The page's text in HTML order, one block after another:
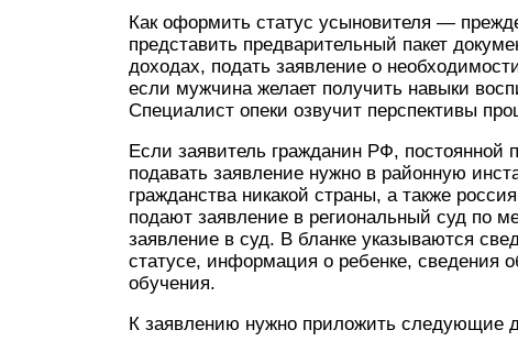
Как оформить статус усыновителя —
представить предварительный пакет
доходах, подать заявление о
если мужчина желает получить навыки
Специалист опеки озвучит перспективы
Если заявитель гражданин РФ,
подавать заявление нужно в районную
гражданства никакой страны, а также
подают заявление в региональный суд по
заявление в суд. В бланке указываются
статусе, информация о ребенке, сведения
обучения.
К заявлению нужно приложить следующие